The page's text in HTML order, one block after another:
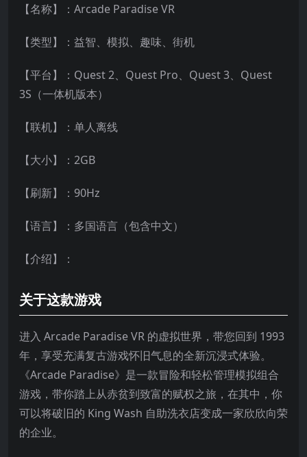
【名称】：Arcade Paradise VR
【类型】：益智、模拟、趣味、街机
【平台】：Quest 2、Quest Pro、Quest 3、Quest
3S（一体机版本）
【联机】：单人离线
【大小】：2GB
【刷新】：90Hz
【语言】：多国语言（包含中文）
【介绍】：
关于这款游戏
进入 Arcade Paradise VR 的虚拟世界，带您回到 1993
年，享受充满复古游戏怀旧气息的全新沉浸式体验。
《Arcade Paradise》是一款冒险和轻松管理模拟组合
游戏，带你踏上从赤贫到致富的赋权之旅，在其中，你
可以将破旧的 King Wash 自助洗衣店变成一家欣欣向荣
的企业。